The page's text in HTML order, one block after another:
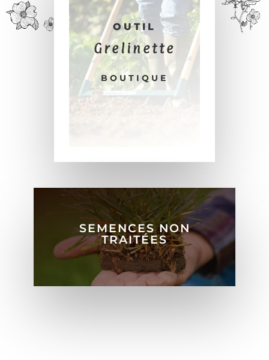
OUTIL
Grelinette
BOUTIQUE
SEMENCES NON
TRAITÉES